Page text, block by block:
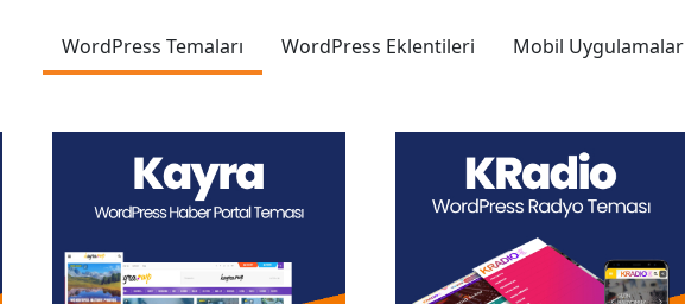
WordPress Temaları WordPress Eklentileri Mobil Uygulamalar